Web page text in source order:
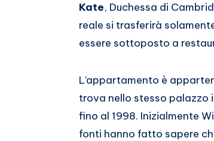
Kate, Duchessa di
reale si trasferirà
essere sottoposto a
L’appartamento è
trova nello stesso palazzo
fino al 1998. Inizialmente
fonti hanno fatto sapere